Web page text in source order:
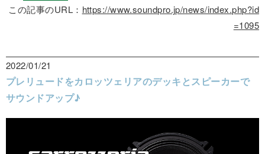
この記事のURL： https://www.soundpro.jp/news/index.php?id
=1095
2022/01/21
プレリュードをカロッツェリアのデッキとスピーカーで
サウンドアップ♪